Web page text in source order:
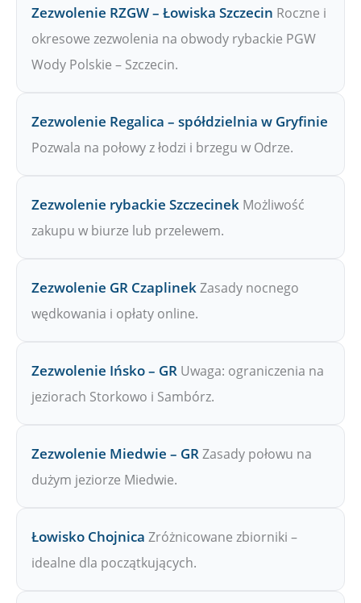
Zezwolenie RZGW – Łowiska Szczecin Roczne i
okresowe zezwolenia na obwody rybackie PGW
Wody Polskie – Szczecin.
Zezwolenie Regalica – spółdzielnia w Gryfinie
Pozwala na połowy z łodzi i brzegu w Odrze.
Zezwolenie rybackie Szczecinek Możliwość
zakupu w biurze lub przelewem.
Zezwolenie GR CzaplinekZasady nocnego
wędkowania i opłaty online.
Zezwolenie Ińsko – GR Uwaga: ograniczenia na
jeziorach Storkowo i Sambórz.
Zezwolenie Miedwie – GRZasady połowu na
dużym jeziorze Miedwie.
Łowisko Chojnica Zróżnicowane zbiorniki –
idealne dla początkujących.